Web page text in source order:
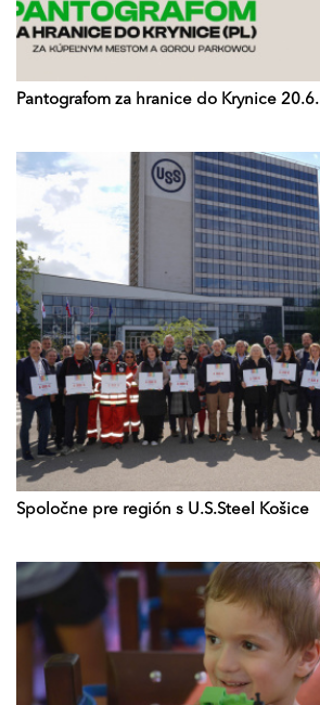
Pantografom za hranice do Krynice 20.6.
Spoločne pre región s U.S.Steel Košice